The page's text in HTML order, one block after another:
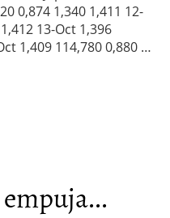
0,874 1,340 1,411 12-
13-Oct 1,396
1,409 114,780 0,880 …